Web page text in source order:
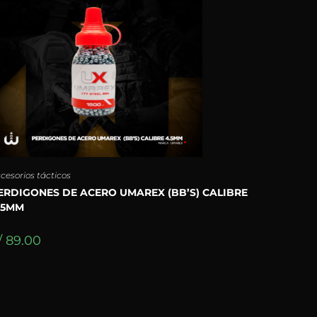
tácticos
DE ACERO UMAREX (BB’S) CALIBRE
89.00